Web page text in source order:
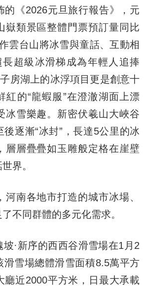
《2026元旦旅行報告》，元
嶽類景區整體門票預訂量同比
雲台山將冰雪與童話、互動相
超級冰滑梯成為年輕人追捧
房湖上的冰浮項目更是創意十
紅的“龍蝦服”在澄澈湖面上漂
冰雪樂趣。新密伏羲山大峽谷
逐漸“冰封”，長達5公里的冰
層層疊疊如玉雕般定格在崖壁
界。
南各地市打造的城市冰場、
不同群體的多元化需求。
新序的西西谷滑雪場在1月2
滑雪場總體滑雪面積8.5萬平方
廳近2000平方米，日最大承載